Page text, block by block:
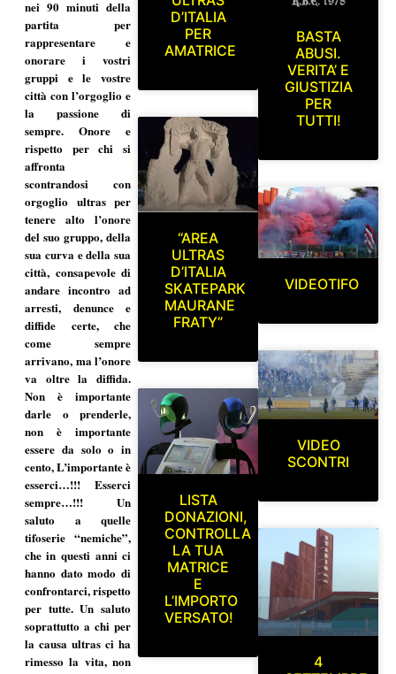
nei 90 minuti della
partita per
rappresentare e
onorare i vostri
gruppi e le vostre
città con l’orgoglio e
la passione di
sempre. Onore e
rispetto per chi si
affronta
scontrandosi con
orgoglio ultras per
tenere alto l’onore
del suo gruppo, della
sua curva e della sua
città, consapevole di
andare incontro ad
arresti, denunce e
diffide certe, che
come sempre
arrivano, ma l’onore
va oltre la diffida.
Non è importante
darle o prenderle,
non è importante
essere da solo o in
cento, L’importante è
esserci…!!! Esserci
sempre…!!! Un
saluto a quelle
tifoserie “nemiche”,
che in questi anni ci
hanno dato modo di
confrontarci, rispetto
per tutte. Un saluto
soprattutto a chi per
la causa ultras ci ha
rimesso la vita, non
D’ITALIA
PER
AMATRICE
“AREA
ULTRAS
D’ITALIA
SKATEPARK
MAURANE
FRATY”
LISTA
DONAZIONI,
CONTROLLA
LA TUA
MATRICE
E
L’IMPORTO
VERSATO!
BASTA
ABUSI.
VERITA’ E
GIUSTIZIA
PER
TUTTI!
VIDEOTIFO
VIDEO
SCONTRI
4